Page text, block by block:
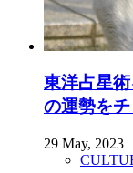
東洋占星
の運勢をチ
29 May, 2023